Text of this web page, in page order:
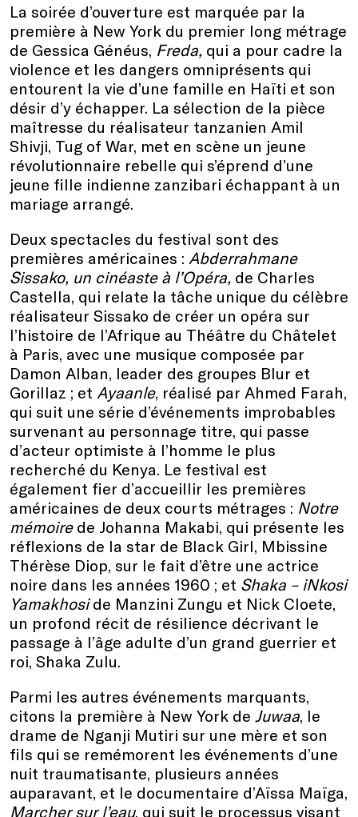
La soirée d’ouverture est marquée par la
première à New York du premier long métrage
de Gessica Généus, Freda, qui a pour cadre la
violence et les dangers omniprésents qui
entourent la vie d’une famille en Haïti et son
désir d’y échapper. La sélection de la pièce
maîtresse du réalisateur tanzanien Amil
Shivji, Tug of War, met en scène un jeune
révolutionnaire rebelle qui s’éprend d’une
jeune fille indienne zanzibari échappant à un
mariage arrangé.
Deux spectacles du festival sont des
premières américaines : Abderrahmane
Sissako, un cinéaste à l’Opéra, de Charles
Castella, qui relate la tâche unique du célèbre
réalisateur Sissako de créer un opéra sur
l’histoire de l’Afrique au Théâtre du Châtelet
à Paris, avec une musique composée par
Damon Alban, leader des groupes Blur et
Gorillaz ; et Ayaanle, réalisé par Ahmed Farah,
qui suit une série d’événements improbables
survenant au personnage titre, qui passe
d’acteur optimiste à l’homme le plus
recherché du Kenya. Le festival est
également fier d’accueillir les premières
américaines de deux courts métrages : Notre
mémoirede Johanna Makabi, qui présente les
réflexions de la star de Black Girl, Mbissine
Thérèse Diop, sur le fait d’être une actrice
noire dans les années 1960 ; et Shaka – iNkosi
Yamakhoside Manzini Zungu et Nick Cloete,
un profond récit de résilience décrivant le
passage à l’âge adulte d’un grand guerrier et
roi, Shaka Zulu.
Parmi les autres événements marquants,
citons la première à New York de Juwaa, le
drame de Nganji Mutiri sur une mère et son
fils qui se remémorent les événements d’une
nuit traumatisante, plusieurs années
auparavant, et le documentaire d’Aïssa Maïga,
Marcher sur l’eau, qui suit le processus visant